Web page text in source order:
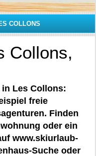
COLLONS
Collons,
Les Collons:
freie
Finden
oder ein
www.skiurlaub-
Suche oder